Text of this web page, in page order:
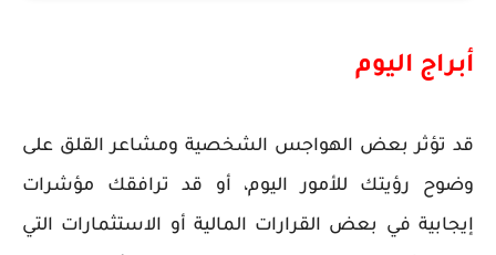
أبراج اليوم
قد تؤثر بعض الهواجس الشخصية ومشاعر القلق على
وضوح رؤيتك للأمور اليوم، أو قد ترافقك مؤشرات
إيجابية في بعض القرارات المالية أو الاستثمارات التي